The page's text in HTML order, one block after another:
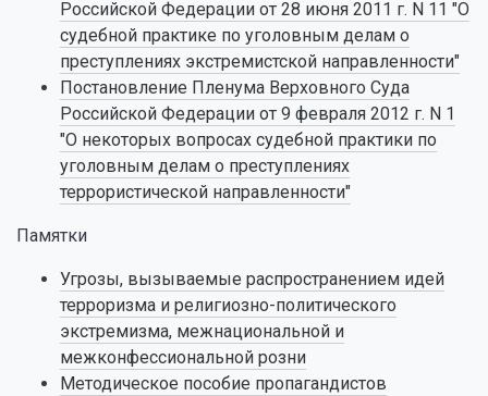
Российской Федерации от 28 июня 2011 г. N 11 "О
судебной практике по уголовным делам о
преступлениях экстремистской направленности"
Постановление Пленума Верховного Суда
Российской Федерации от 9 февраля 2012 г. N 1
"О некоторых вопросах судебной практики по
уголовным делам о преступлениях
террористической направленности"
Памятки
Угрозы, вызываемые распространением идей
терроризма и религиозно-политического
экстремизма, межнациональной и
межконфессиональной розни
Методическое пособие пропагандистов